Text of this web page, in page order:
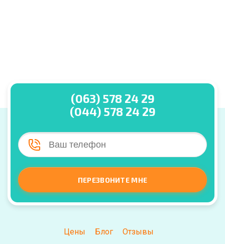
(063) 578 24 29
(044) 578 24 29
ПЕРЕЗВОНИТЕ МНЕ
Цены Блог Отзывы